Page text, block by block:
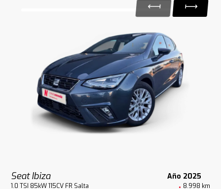
Seat Ibiza Año 2025
1.0 TSI 85kW 115CV FR Salta 8.998 km